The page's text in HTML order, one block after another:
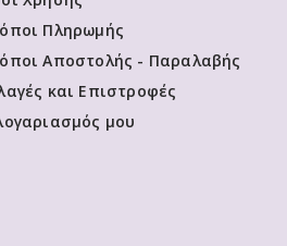
Πληρωμής
Αποστολής - Παραλαβής
και Επιστροφές
μου